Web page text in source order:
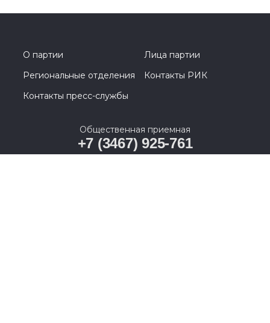
О партии
Лица партии
Региональные отделения
Контакты РИК
Контакты пресс-службы
Общественная приемная
+7 (3467) 925-761